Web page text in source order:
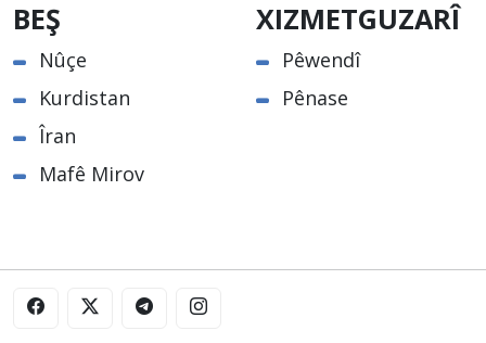
BEŞ
Nûçe
Kurdistan
Îran
Mafê Mirov
XIZMETGUZARÎ
Pêwendî
Pênase